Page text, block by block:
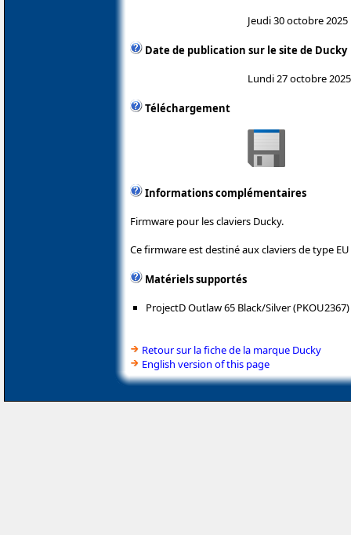
Jeudi 30 octobre 2025
Date de publication sur le site de Ducky
Lundi 27 octobre 2025
Téléchargement
Informations complémentaires
Firmware pour les claviers Ducky.
Ce firmware est destiné aux claviers de type EU
Matériels supportés
ProjectD Outlaw 65 Black/Silver (PKOU2367)
Retour sur la fiche de la marque Ducky
English version of this page